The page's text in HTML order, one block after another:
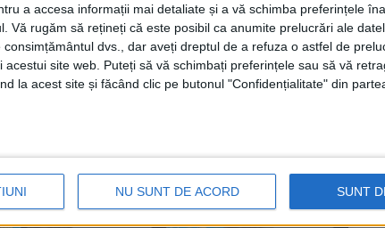
a accesa informații mai detaliate și a vă schimba preferințele
Vă rugăm să rețineți că este posibil ca anumite prelucrări ale
dvs., dar aveți dreptul de a refuza o astfel de
acestui site web. Puteți să vă schimbați preferințele sau să vă
la acest site și făcând clic pe butonul "Confidențialitate" din
NU SUNT DE ACORD SUNT